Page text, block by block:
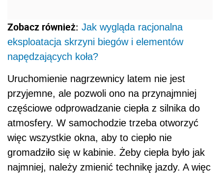
Zobacz również: Jak wygląda racjonalna
eksploatacja skrzyni biegów i elementów
napędzających koła?
Uruchomienie nagrzewnicy latem nie jest
przyjemne, ale pozwoli ono na przynajmniej
częściowe odprowadzanie ciepła z silnika do
atmosfery. W samochodzie trzeba otworzyć
więc wszystkie okna, aby to ciepło nie
gromadziło się w kabinie. Żeby ciepła było jak
najmniej, należy zmienić technikę jazdy. A więc